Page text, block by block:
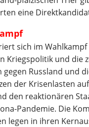
eine
sich im
Kriegspolitik und die
gegen Russland und
der Krisenlasten
den reaktionären
Pandemie. Die
legen in ihren